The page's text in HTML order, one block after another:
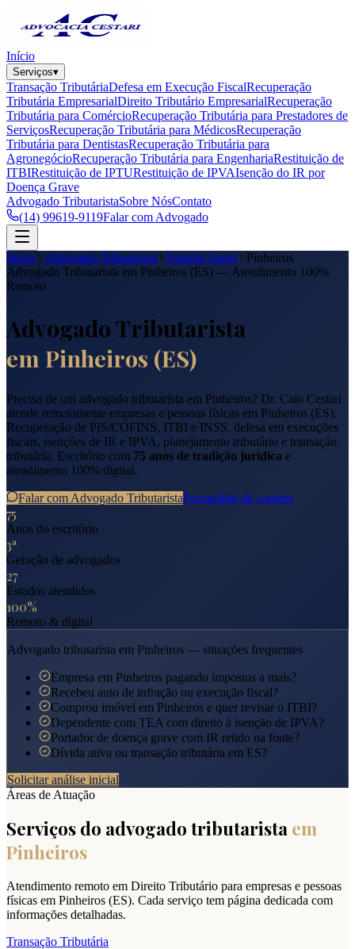
Início
Serviços▾
Transação TributáriaDefesa em Execução FiscalRecuperação
Tributária EmpresarialDireito Tributário EmpresarialRecuperação
Tributária para ComércioRecuperação Tributária para Prestadores de
ServiçosRecuperação Tributária para MédicosRecuperação
Tributária para DentistasRecuperação Tributária para
AgronegócioRecuperação Tributária para EngenhariaRestituição de
ITBIRestituição de IPTURestituição de IPVAIsenção do IR por
Doença Grave
Advogado TributaristaSobre NósContato
(14) 99619-9119Falar com Advogado
Início Advogado Tributarista Espírito Santo
Pinheiros
Advogado Tributarista em Pinheiros (ES) — Atendimento 100%
Remoto
Advogado Tributarista
em Pinheiros (ES)
Precisa de um advogado tributarista em Pinheiros? Dr. Caio Cestari
atende remotamente empresas e pessoas físicas em Pinheiros (ES).
Recuperação de PIS/COFINS, ITBI e INSS, defesa em execuções
fiscais, isenções de IR e IPVA, planejamento tributário e transação
tributária. Escritório com 75 anos de tradição jurídica e
atendimento 100% digital.
Falar com Advogado TributaristaFormulário de contato
75
Anos do escritório
3ª
Geração de advogados
27
Estados atendidos
100%
Remoto & digital
Advogado tributarista em Pinheiros — situações frequentes
Empresa em Pinheiros pagando impostos a mais?
Recebeu auto de infração ou execução fiscal?
Comprou imóvel em Pinheiros e quer revisar o ITBI?
Dependente com TEA com direito à isenção de IPVA?
Portador de doença grave com IR retido na fonte?
Dívida ativa ou transação tributária em ES?
Solicitar análise inicial
Áreas de Atuação
Serviços do advogado tributarista em
Pinheiros
Atendimento remoto em Direito Tributário para empresas e pessoas
físicas em Pinheiros (ES). Cada serviço tem página dedicada com
informações detalhadas.
Transação Tributária